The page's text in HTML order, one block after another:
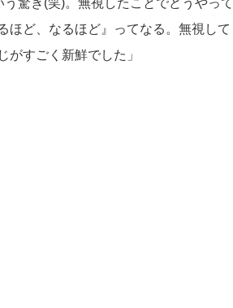
驚き(笑)。無視したことでどうやって
ほど、なるほど』ってなる。無視して
がすごく新鮮でした」